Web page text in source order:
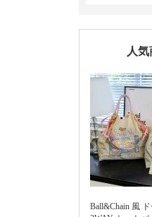
人
Ball&Chain 風